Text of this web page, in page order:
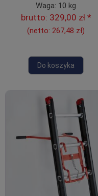
Waga: 10 kg
brutto: 329,00 zł*
(netto: 267,48 zł)
Do koszyka